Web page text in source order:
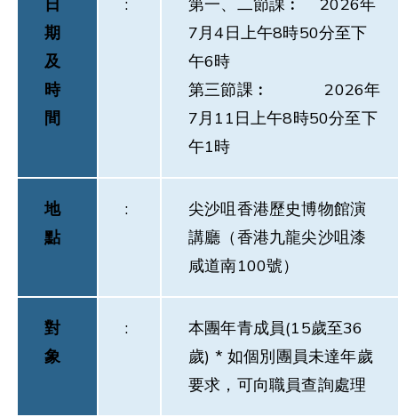
期
及
時
間
7月4日上午8時50分至下
午6時
第三節課︰ 2026年
7月11日上午8時50分至下
午1時
地
點
:
尖沙咀香港歷史博物館演
講廳（香港九龍尖沙咀漆
咸道南100號）
對
象
:
本團年青成員(15歲至36
歲) * 如個別團員未達年歲
要求，可向職員查詢處理